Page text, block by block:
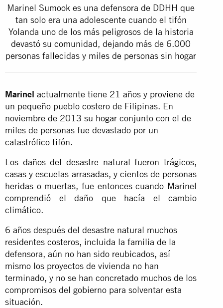
Marinel Sumook es una defensora de DDHH que
tan solo era una adolescente cuando el tifón
Yolanda uno de los más peligrosos de la historia
devastó su comunidad, dejando más de 6.000
personas fallecidas y miles de personas sin hogar
Marinel actualmente tiene 21 años y proviene de
un pequeño pueblo costero de Filipinas. En
noviembre de 2013 su hogar conjunto con el de
miles de personas fue devastado por un
catastrófico tifón.
Los daños del desastre natural fueron trágicos,
casas y escuelas arrasadas, y cientos de personas
heridas o muertas, fue entonces cuando Marinel
comprendió el daño que hacía el cambio
climático.
6 años después del desastre natural muchos
residentes costeros, incluida la familia de la
defensora, aún no han sido reubicados, así
mismo los proyectos de vivienda no han
terminado, y no se han concretado muchos de los
compromisos del gobierno para solventar esta
situación.